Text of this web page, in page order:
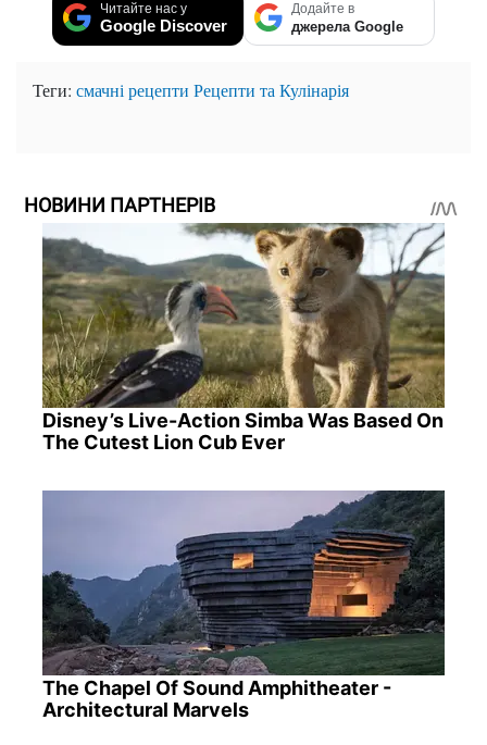
Читайте нас у
Google Discover
Додайте в
джерела Google
Теги: смачні рецепти Рецепти та Кулінарія
НОВИНИ ПАРТНЕРІВ
Disney’s Live-Action Simba Was Based On
The Cutest Lion Cub Ever
The Chapel Of Sound Amphitheater -
Architectural Marvels